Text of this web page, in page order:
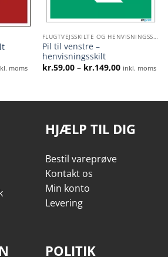
moms
FLUGTVEJSSKILTE OG HENVISNINGSSKILTE
Pil til venstre –
henvisningsskilt
kr.59,00 – kr.149,00Prisinterval:
kr.59,00
inkl. moms
HJÆLP TIL DIG
Bestil vareprøve
Kontakt os
Min konto
Levering
POLITIK